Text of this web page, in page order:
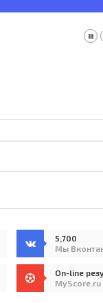
5,700
Мы
On-line
MyScore.ru